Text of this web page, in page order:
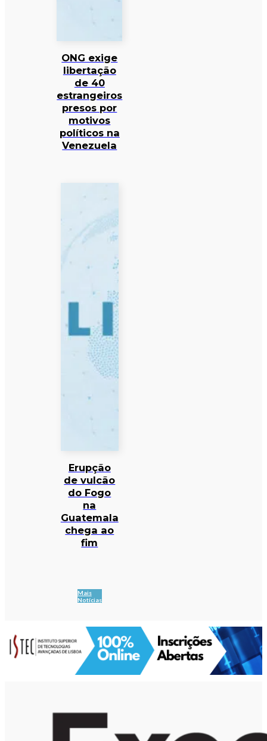
ONG exige
libertação
de 40
estrangeiros
presos por
motivos
políticos na
Venezuela
Erupção
de vulcão
do Fogo
na
Guatemala
chega ao
fim
Mais
Notícias